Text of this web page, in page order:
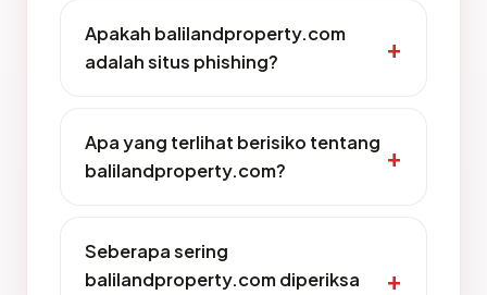
Apakah balilandproperty.com
adalah situs phishing?
Apa yang terlihat berisiko tentang
balilandproperty.com?
Seberapa sering
balilandproperty.com diperiksa